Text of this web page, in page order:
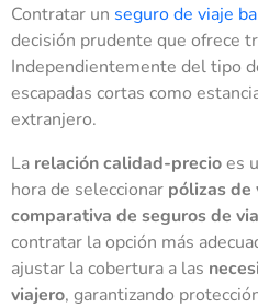
Contratar un seguro de viaje
decisión prudente que ofrece
Independientemente del tipo
escapadas cortas como
extranjero.
La relación calidad-precioes
hora de seleccionar pólizas de
comparativa de seguros de
contratar la opción más
ajustar la cobertura a las
viajero, garantizando